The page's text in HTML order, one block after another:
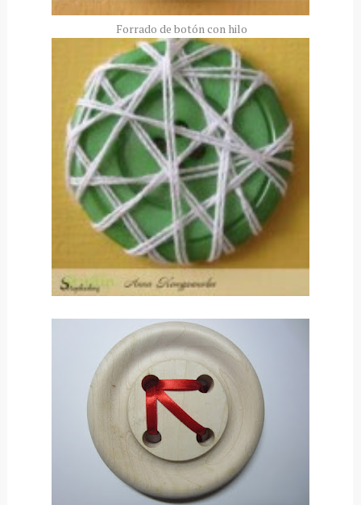
Forrado de botón con hilo